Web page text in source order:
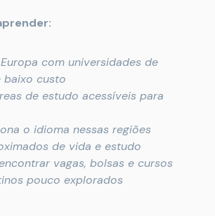
com universidades de
baixo custo
de estudo acessíveis para
o idioma nessas regiões
de vida e estudo
vagas, bolsas e cursos
pouco explorados